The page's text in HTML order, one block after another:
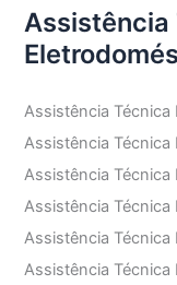
Assistência
Assistência
Assistência
Assistência Técnica
Assistência Técnica
Assistência Técnica
Assistência